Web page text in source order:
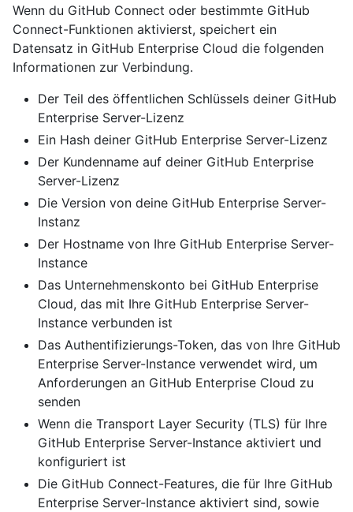
Wenn du GitHub Connect oder bestimmte GitHub
Connect-Funktionen aktivierst, speichert ein
Datensatz in GitHub Enterprise Cloud die folgenden
Informationen zur Verbindung.
Der Teil des öffentlichen Schlüssels deiner GitHub
Enterprise Server-Lizenz
Ein Hash deiner GitHub Enterprise Server-Lizenz
Der Kundenname auf deiner GitHub Enterprise
Server-Lizenz
Die Version von deine GitHub Enterprise Server-
Instanz
Der Hostname von Ihre GitHub Enterprise Server-
Instance
Das Unternehmenskonto bei GitHub Enterprise
Cloud, das mit Ihre GitHub Enterprise Server-
Instance verbunden ist
Das Authentifizierungs-Token, das von Ihre GitHub
Enterprise Server-Instance verwendet wird, um
Anforderungen an GitHub Enterprise Cloud zu
senden
Wenn die Transport Layer Security (TLS) für Ihre
GitHub Enterprise Server-Instance aktiviert und
konfiguriert ist
Die GitHub Connect-Features, die für Ihre GitHub
Enterprise Server-Instance aktiviert sind, sowie